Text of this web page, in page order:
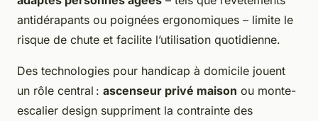
antidérapants ou poignées ergonomiques – limite le
risque de chute et facilite l’utilisation quotidienne.
Des technologies pour handicap à domicile jouent
un rôle central : ascenseur privé maison ou monte-
escalier design suppriment la contrainte des